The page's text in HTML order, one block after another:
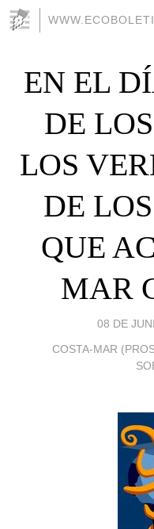
EN EL
DE
LOS
DE
QUE
MAR
08 DE
COSTA-MAR